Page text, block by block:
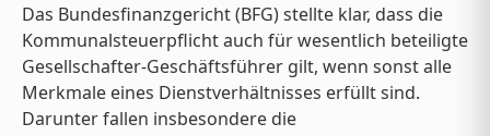
Das Bundesfinanzgericht (BFG) stellte klar, dass die
Kommunalsteuerpflicht auch für wesentlich beteiligte
Gesellschafter-Geschäftsführer gilt, wenn sonst alle
Merkmale eines Dienstverhältnisses erfüllt sind.
Darunter fallen insbesondere die